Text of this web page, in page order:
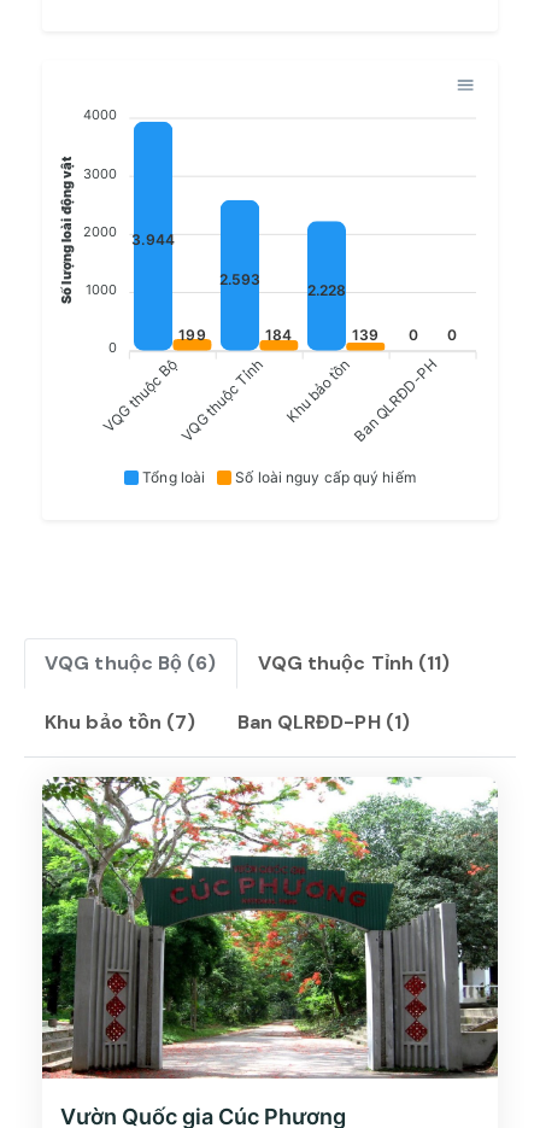
Tổng loài Số loài nguy cấp quý hiếm
VQG thuộc BộVQG thuộc Tỉnh Khu bảo tồn Ban QLRĐD-PH
3.944
2.593
2.228
0
199 184 139 0
4000
3000
2000
1000
0
Số lượng loài động vật
VQG thuộc Bộ (6) VQG thuộc Tỉnh (11)
Khu bảo tồn (7) Ban QLRĐD-PH (1)
Vườn Quốc gia Cúc Phương